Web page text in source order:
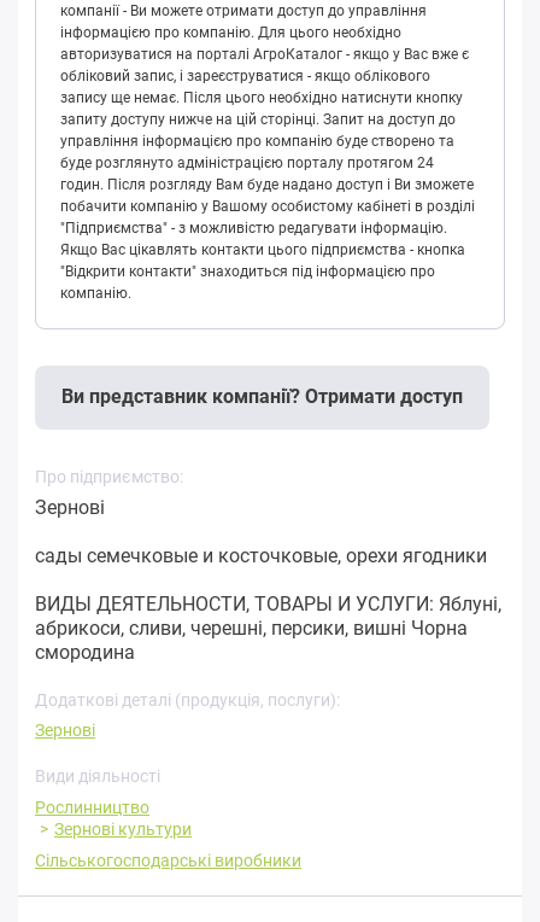
компанії - Ви можете отримати доступ до управління
інформацією про компанію. Для цього необхідно
авторизуватися на порталі АгроКаталог - якщо у Вас вже є
обліковий запис, і зареєструватися - якщо облікового
запису ще немає. Після цього необхідно натиснути кнопку
запиту доступу нижче на цій сторінці. Запит на доступ до
управління інформацією про компанію буде створено та
буде розглянуто адміністрацією порталу протягом 24
годин. Після розгляду Вам буде надано доступ і Ви зможете
побачити компанію у Вашому особистому кабінеті в розділі
"Підприємства" - з можливістю редагувати інформацію.
Якщо Вас цікавлять контакти цього підприємства - кнопка
"Відкрити контакти" знаходиться під інформацією про
компанію.
Ви представник компанії? Отримати доступ
Про підприємство:
Зернові
сады семечковые и косточковые, орехи ягодники
ВИДЫ ДЕЯТЕЛЬНОСТИ, ТОВАРЫ И УСЛУГИ: Яблуні,
абрикоси, сливи, черешні, персики, вишні Чорна
смородина
Додаткові деталі (продукція, послуги):
Зернові
Види діяльності
Рослинництво
Зернові культури
Сільськогосподарські виробники